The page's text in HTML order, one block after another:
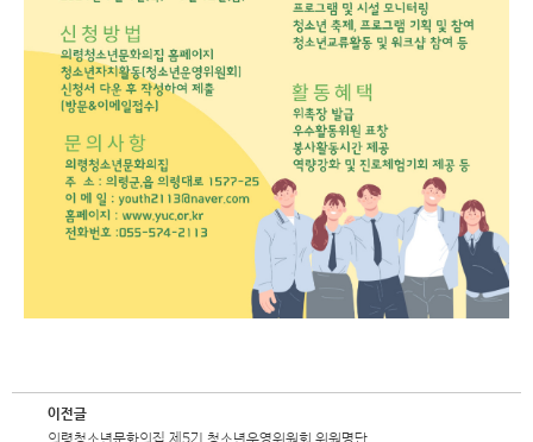
이전글
의령청소년문화의집 제5기 청소년운영위원회 위원명단